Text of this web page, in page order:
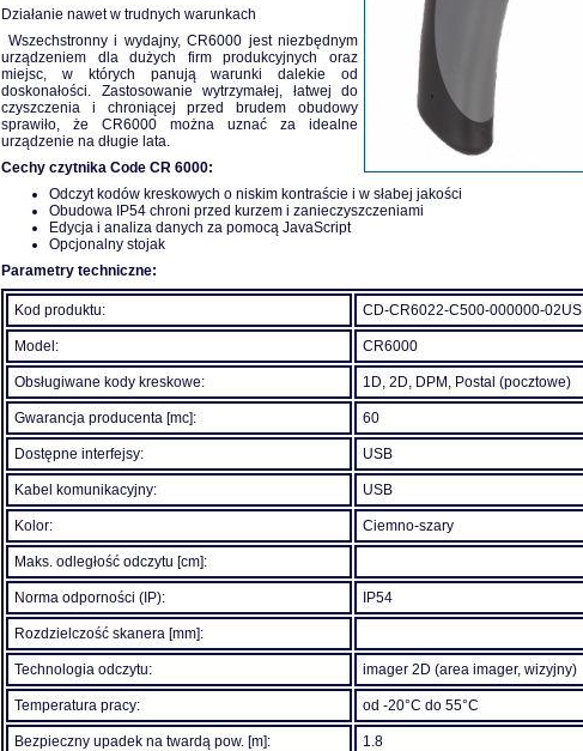
Działanie nawet w trudnych warunkach
Wszechstronny i wydajny, CR6000 jest niezbędnym
urządzeniem dla dużych firm produkcyjnych oraz
miejsc, w których panują warunki dalekie od
doskonałości. Zastosowanie wytrzymałej, łatwej do
czyszczenia i chroniącej przed brudem obudowy
sprawiło, że CR6000 można uznać za idealne
urządzenie na długie lata.
Cechy czytnika Code CR 6000:
Odczyt kodów kreskowych o niskim kontraście i w słabej jakości
Obudowa IP54 chroni przed kurzem i zanieczyszczeniami
Edycja i analiza danych za pomocą JavaScript
Opcjonalny stojak
Parametry techniczne:
Kod produktu: CD-CR6022-C500-000000-02US
Model: CR6000
Obsługiwane kody kreskowe: 1D, 2D, DPM, Postal (pocztowe)
Gwarancja producenta [mc]: 60
Dostępne interfejsy: USB
Kabel komunikacyjny: USB
Kolor: Ciemno-szary
Maks. odległość odczytu [cm]:
Norma odporności (IP): IP54
Rozdzielczość skanera [mm]:
Technologia odczytu: imager 2D (area imager, wizyjny)
Temperatura pracy: od -20°C do 55°C
Bezpieczny upadek na twardą pow. [m]: 1.8